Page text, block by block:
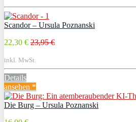
Scandor – Ursula Poznanski
22,30 € 23,95 €
inkl. MwSt.
Details
ansehen *
Die Burg – Ursula Poznanski